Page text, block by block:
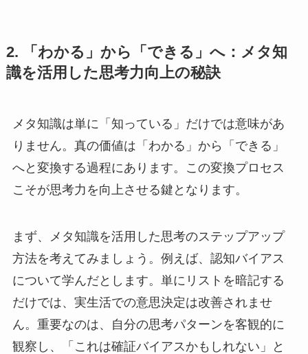
2. 「わかる」から「できる」へ：メタ知
識を活用した思考力向上の秘訣
メタ知識は単に「知っている」だけでは意味があ
りません。真の価値は「わかる」から「できる」
へと変換する過程にあります。この変換プロセス
こそが思考力を向上させる鍵となります。
まず、メタ知識を活用した思考のステップアップ
方法を考えてみましょう。例えば、認知バイアス
について学んだとします。単にリストを暗記する
だけでは、実生活での意思決定は改善されませ
ん。重要なのは、自分の思考パターンを客観的に
観察し、「これは確証バイアスかもしれない」と